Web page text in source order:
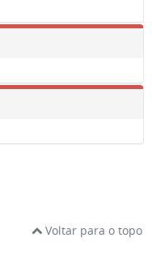
Voltar para o topo